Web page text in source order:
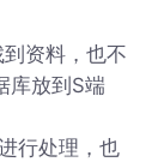
资料，也不
库放到S端
行处理，也